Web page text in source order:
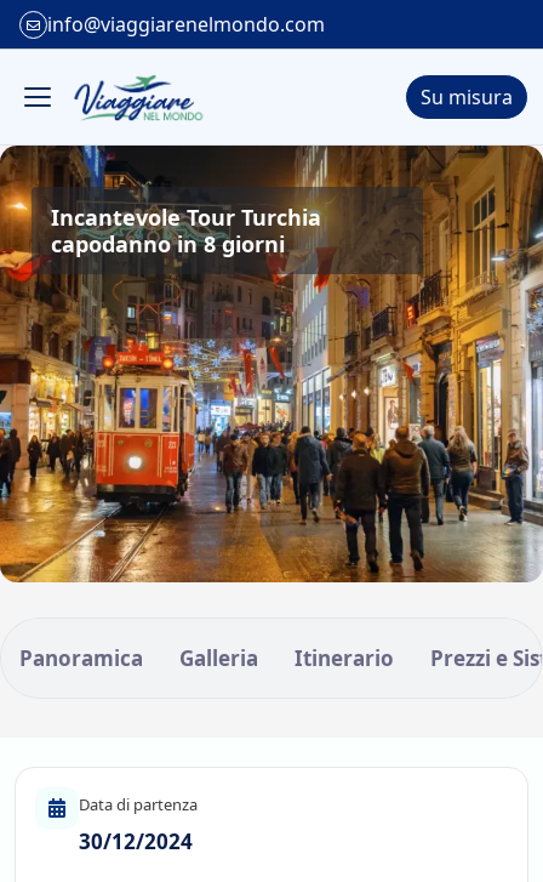
info@viaggiarenelmondo.com
Su misura
Incantevole Tour Turchia
capodanno in 8 giorni
Panoramica Galleria Itinerario Prezzi e
Data di partenza
30/12/2024